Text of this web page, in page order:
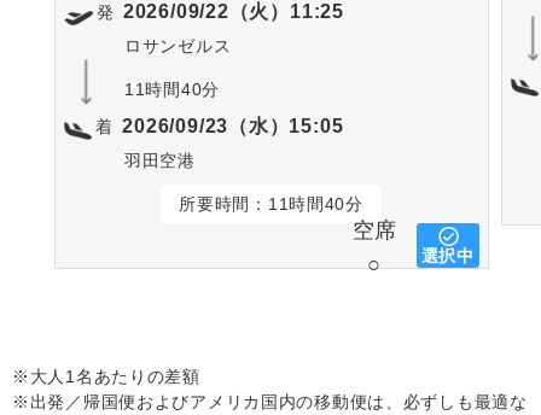
発 2026/09/22（火）11:25
ロサンゼルス
11時間40分
着 2026/09/23（水）15:05
羽田空港
所要時間：11時間40分
空席
○
選択中
※大人1名あたりの差額
※出発／帰国便およびアメリカ国内の移動便は、必ずしも最適な